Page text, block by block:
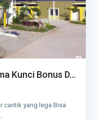
Kunci Bonus D...
cantik yang lega Bisa